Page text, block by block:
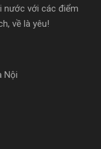
nước với các điểm
về là yêu!
Nội